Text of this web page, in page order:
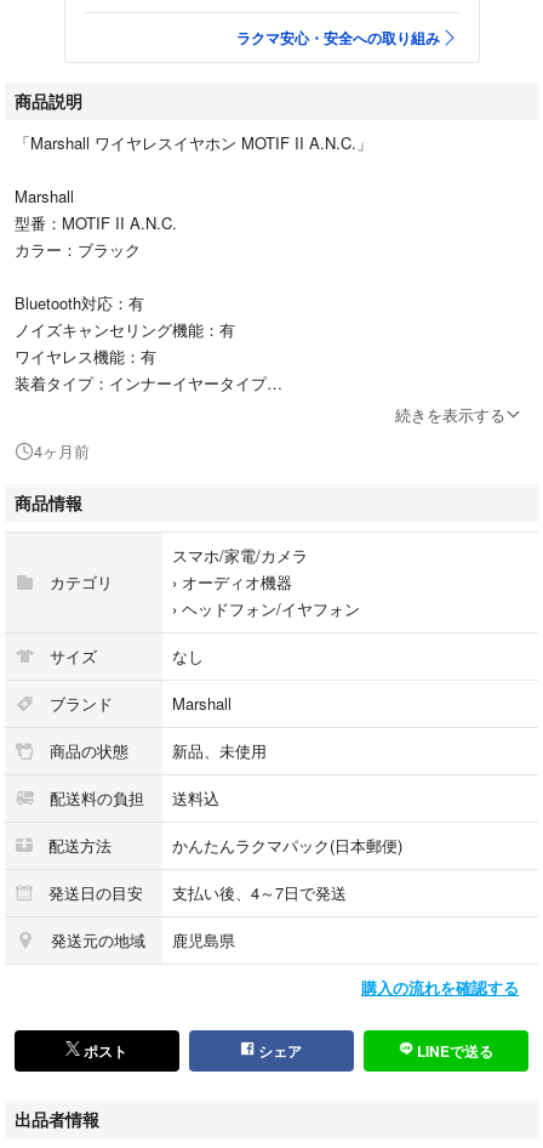
ラクマ安心・安全への取り組み
商品説明
「Marshall ワイヤレスイヤホン MOTIF II A.N.C.」
Marshall
型番：MOTIF II A.N.C.
カラー：ブラック
Bluetooth対応：有
ノイズキャンセリング機能：有
ワイヤレス機能：有
装着タイプ：インナーイヤータイプ
マイク：有
折りたたみ機能：対象外
ドライバーサイズ：6.0 mm
発売年月日：2023/10/20
駆動方式（ヘッドホン・イヤホン）：ダイナミック型
ヘッドホン構造：密閉型HP
NFC対応：無
#Marshall
#オーディオ機器
#ヘッドフォン/イヤフォン
続きを表示する
4ヶ月前
商品情報
カテゴリ
スマホ/家電/カメラ
› オーディオ機器
› ヘッドフォン/イヤフォン
サイズ なし
ブランド Marshall
商品の状態 新品、未使用
配送料の負担 送料込
配送方法 かんたんラクマパック(日本郵便)
発送日の目安 支払い後、4～7日で発送
発送元の地域 鹿児島県
購入の流れを確認する
ポスト シェア LINEで送る
出品者情報